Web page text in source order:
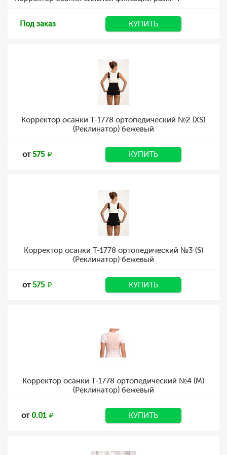
Под заказ КУПИТЬ
Корректор осанки Т-1778 ортопедический №2 (XS)
(Реклинатор) бежевый
от575 КУПИТЬ
Корректор осанки Т-1778 ортопедический №3 (S)
(Реклинатор) бежевый
от575 КУПИТЬ
Корректор осанки Т-1778 ортопедический №4 (M)
(Реклинатор) бежевый
от 0.01 КУПИТЬ